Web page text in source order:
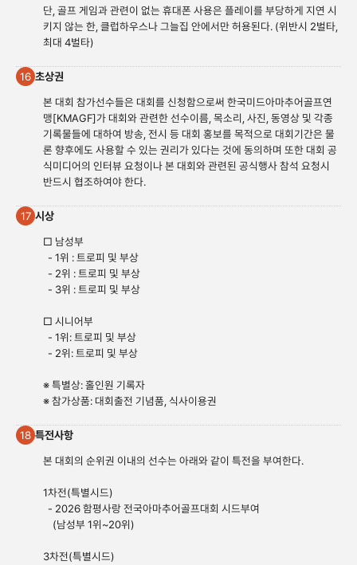
단, 골프 게임과 관련이 없는 휴대폰 사용은 플레이를 부당하게 지연 시
키지 않는 한, 클럽하우스나 그늘집 안에서만 허용된다. (위반시 2벌타,
최대 4벌타)
16 초상권
본 대회 참가선수들은 대회를 신청함으로써 한국미드아마추어골프연
맹[KMAGF]가 대회와 관련한 선수이름, 목소리, 사진, 동영상 및 각종
기록물들에 대하여 방송, 전시 등 대회 홍보를 목적으로 대회기간은 물
론 향후에도 사용할 수 있는 권리가 있다는 것에 동의하며 또한 대회 공
식미디어의 인터뷰 요청이나 본 대회와 관련된 공식행사 참석 요청시
반드시 협조하여야 한다.
17 시상
□ 남성부
- 1위 : 트로피 및 부상
- 2위 : 트로피 및 부상
- 3위 : 트로피 및 부상
□ 시니어부
- 1위: 트로피 및 부상
- 2위: 트로피 및 부상
※ 특별상: 홀인원 기록자
※ 참가상품: 대회출전 기념품, 식사이용권
18 특전사항
본 대회의 순위권 이내의 선수는 아래와 같이 특전을 부여한다.
1차전(특별시드)
- 2026 함평사랑 전국아마추어골프대회 시드부여
(남성부 1위~20위)
3차전(특별시드)